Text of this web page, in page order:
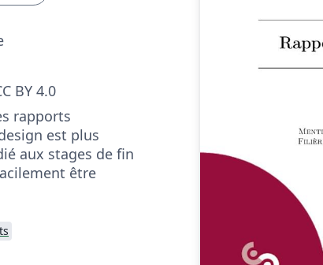
BY 4.0
rapports
est plus
aux stages de fin
être